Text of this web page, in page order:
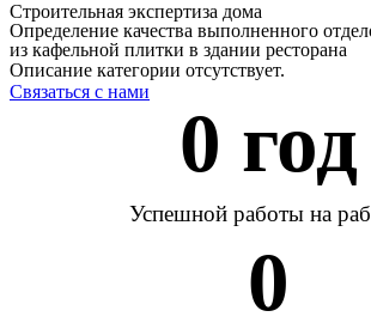
Строительная экспертиза дома
Определение качества выполненного
из кафельной плитки в здании ресторана
Описание категории отсутствует.
Связаться с нами
0 год
Успешной работы на
0